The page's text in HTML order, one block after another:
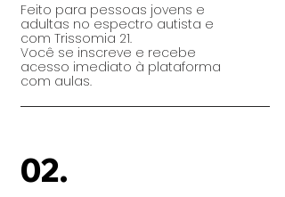
Feito para pessoas jovens e
adultas no espectro autista e
com Trissomia 21.
Você se inscreve e recebe
acesso imediato à plataforma
com aulas.
02.